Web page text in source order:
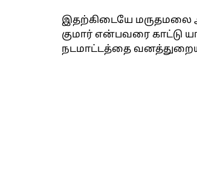
இதற்கிடையே மருதமலை
குமார் என்பவரை காட்டு
நடமாட்டத்தை